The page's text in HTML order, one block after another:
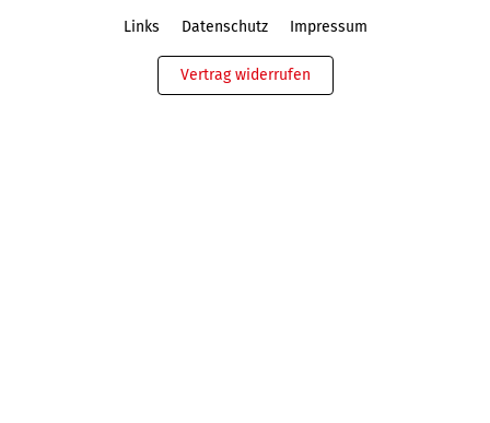
Links Datenschutz Impressum
Vertrag widerrufen